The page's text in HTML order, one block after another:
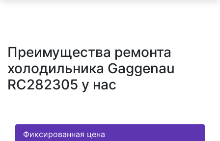
Преимущества ремонта
холодильника Gaggenau
RC282305 у нас
Фиксированная цена